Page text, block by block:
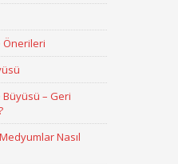
Önerileri
– Geri
Nasıl